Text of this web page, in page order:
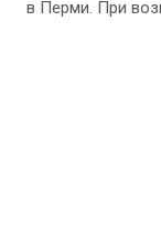
в Перми. При